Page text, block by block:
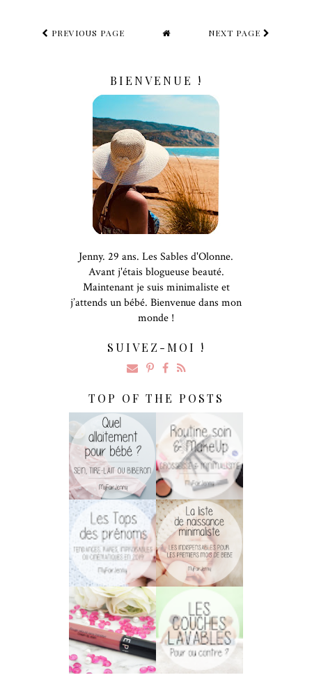
PREVIOUS PAGE NEXT PAGE
BIENVENUE !
Jenny. 29 ans. Les Sables d'Olonne.
Avant j'étais blogueuse beauté.
Maintenant je suis minimaliste et
j’attends un bébé. Bienvenue dans mon
monde !
SUIVEZ-MOI !
TOP OF THE POSTS
Allaitement :
Biberon, Sein Ou
Tire-Lait ?
Soins & MakeUp
De Grossesse
Pour Les
Minimalistes !
[Maternité] Le
Cruel Choix Du
Prénom !
[Maternité] La
Liste De Naissance
Minimaliste
Rouge Velouté
Sans Transfert De
Sephora : LA
Surprise !
[Maternité] Pour
Ou Contre Les
Couches Lavables
?